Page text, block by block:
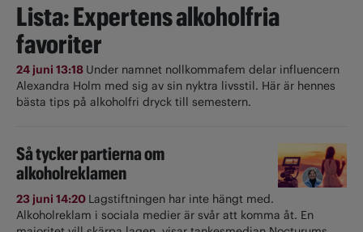
Lista: Expertens alkoholfria
favoriter
24 juni 13:18 Under namnet nollkommafem delar influencern
Alexandra Holm med sig av sin nyktra livsstil. Här är hennes
bästa tips på alkoholfri dryck till semestern.
Så tycker partierna om
alkoholreklamen
23 juni 14:20 Lagstiftningen har inte hängt med.
Alkoholreklam i sociala medier är svår att komma åt. En